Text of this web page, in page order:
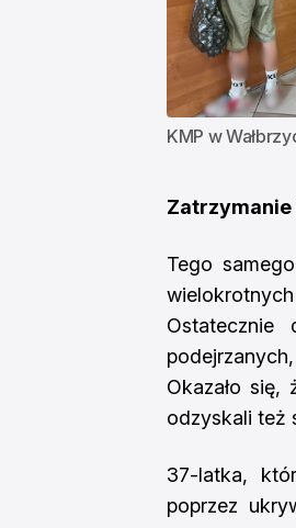
KMP w
Zatrzymanie
Tego
Ostatecznie
Okazało
odzyskali też
37-latka,
poprzez